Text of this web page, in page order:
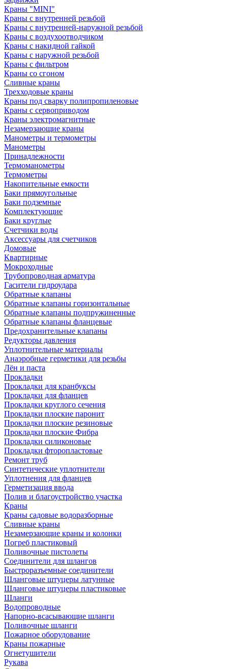
Краны "MINI"
Краны с внутренней резьбой
Краны с внутренней-наружной резьбой
Краны с воздухоотводчиком
Краны с накидной гайкой
Краны с наружной резьбой
Краны с фильтром
Краны со сгоном
Сливные краны
Трехходовые краны
Краны под сварку полипропиленовые
Краны с сервоприводом
Краны электромагнитные
Незамерзающие краны
Манометры и термометры
Манометры
Принадлежности
Термоманометры
Термометры
Накопительные емкости
Баки прямоугольные
Баки подземные
Комплектующие
Баки круглые
Счетчики воды
Аксессуары для счетчиков
Домовые
Квартирные
Мокроходные
Трубопроводная арматура
Гасители гидроудара
Обратные клапаны
Обратные клапаны горизонтальные
Обратные клапаны подпружиненные
Обратные клапаны фланцевые
Предохранительные клапаны
Редукторы давления
Уплотнительные материалы
Анаэробные герметики для резьбы
Лён и паста
Прокладки
Прокладки для кранбуксы
Прокладки для фланцев
Прокладки круглого сечения
Прокладки плоские паронит
Прокладки плоские резиновые
Прокладки плоские Фибра
Прокладки силиконовые
Прокладки фторопластовые
Ремонт труб
Синтетические уплотнители
Уплотнения для фланцев
Герметизация ввода
Полив и благоустройство участка
Краны
Краны садовые водоразборные
Сливные краны
Незамерзающие краны и колонки
Погреб пластиковый
Поливочные пистолеты
Соединители для шлангов
Быстроразъемные соединители
Шланговые штуцеры латунные
Шланговые штуцеры пластиковые
Шланги
Водопроводные
Напорно-всасывающие шланги
Поливочные шланги
Пожарное оборудование
Краны пожарные
Огнетушители
Рукава